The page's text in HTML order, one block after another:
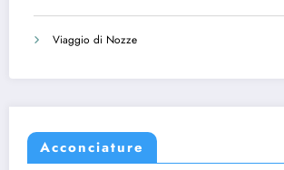
Viaggio di Nozze
Acconciature